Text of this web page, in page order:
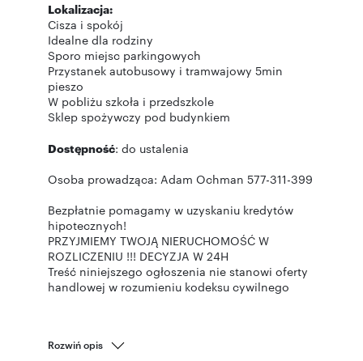
Lokalizacja:
Cisza i spokój
Idealne dla rodziny
Sporo miejsc parkingowych
Przystanek autobusowy i tramwajowy 5min
pieszo
W pobliżu szkoła i przedszkole
Sklep spożywczy pod budynkiem
Dostępność: do ustalenia
Osoba prowadząca: Adam Ochman 577-311-399
Bezpłatnie pomagamy w uzyskaniu kredytów
hipotecznych!
PRZYJMIEMY TWOJĄ NIERUCHOMOŚĆ W
ROZLICZENIU !!! DECYZJA W 24H
Treść niniejszego ogłoszenia nie stanowi oferty
handlowej w rozumieniu kodeksu cywilnego
Rozwiń opis